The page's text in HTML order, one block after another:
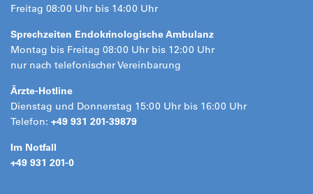
Freitag 08:00 Uhr bis 14:00 Uhr
Sprechzeiten Endokrinologische Ambulanz
Montag bis Freitag 08:00 Uhr bis 12:00 Uhr
nur nach telefonischer Vereinbarung
Ärzte-Hotline
Dienstag und Donnerstag 15:00 Uhr bis 16:00 Uhr
Telefon: +49 931 201-39879
Im Notfall
+49 931 201-0